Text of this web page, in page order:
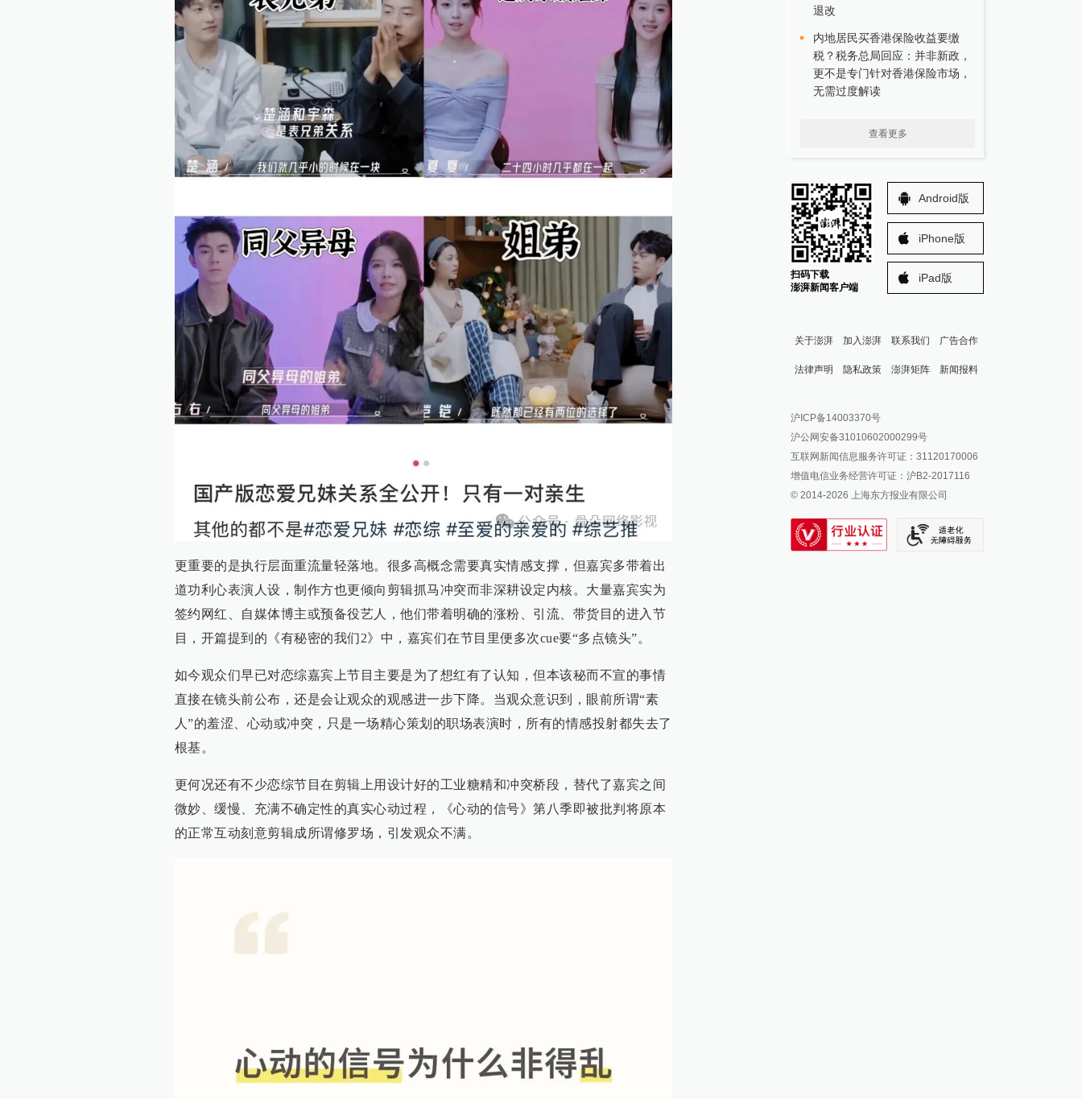
更重要的是执行层面重流量轻落地。很多高概念需要真实情感支撑，但嘉宾多带着出
道功利心表演人设，制作方也更倾向剪辑抓马冲突而非深耕设定内核。大量嘉宾实为
签约网红、自媒体博主或预备役艺人，他们带着明确的涨粉、引流、带货目的进入节
目，开篇提到的《有秘密的我们2》中，嘉宾们在节目里便多次cue要“多点镜头”。
如今观众们早已对恋综嘉宾上节目主要是为了想红有了认知，但本该秘而不宣的事情
直接在镜头前公布，还是会让观众的观感进一步下降。当观众意识到，眼前所谓“素
人”的羞涩、心动或冲突，只是一场精心策划的职场表演时，所有的情感投射都失去了
根基。
更何况还有不少恋综节目在剪辑上用设计好的工业糖精和冲突桥段，替代了嘉宾之间
微妙、缓慢、充满不确定性的真实心动过程，《心动的信号》第八季即被批判将原本
的正常互动刻意剪辑成所谓修罗场，引发观众不满。
退改
内地居民买香港保险收益要缴
税？税务总局回应：并非新政，
更不是专门针对香港保险市场，
无需过度解读
查看更多
扫码下载
澎湃新闻客户端
Android版
iPhone版
iPad版
关于澎湃 加入澎湃 联系我们 广告合作
法律声明 隐私政策 澎湃矩阵
澎湃新闻公众号
澎湃新闻抖音号
派生万物开放平台
IP SHANGHAI
SIXTH TONE
新闻报料
报料邮箱: news@thepaper.cn
沪ICP备14003370号
沪公网安备31010602000299号
互联网新闻信息服务许可证：31120170006
增值电信业务经营许可证：沪B2-2017116
© 2014-2026 上海东方报业有限公司